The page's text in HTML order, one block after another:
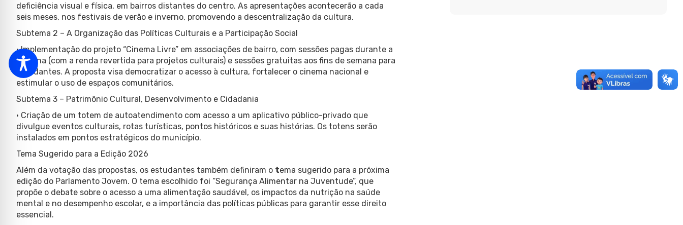
deficiência visual e física, em bairros distantes do centro. As apresentações acontecerão a cada
seis meses, nos festivais de verão e inverno, promovendo a descentralização da cultura.
Subtema 2 – A Organização das Políticas Culturais e a Participação Social
• Implementação do projeto “Cinema Livre” em associações de bairro, com sessões pagas durante a
semana (com a renda revertida para projetos culturais) e sessões gratuitas aos fins de semana para
estudantes. A proposta visa democratizar o acesso à cultura, fortalecer o cinema nacional e
estimular o uso de espaços comunitários.
Subtema 3 – Patrimônio Cultural, Desenvolvimento e Cidadania
• Criação de um totem de autoatendimento com acesso a um aplicativo público-privado que
divulgue eventos culturais, rotas turísticas, pontos históricos e suas histórias. Os totens serão
instalados em pontos estratégicos do município.
Tema Sugerido para a Edição 2026
Além da votação das propostas, os estudantes também definiram o tema sugerido para a próxima
edição do Parlamento Jovem. O tema escolhido foi “Segurança Alimentar na Juventude”, que
propõe o debate sobre o acesso a uma alimentação saudável, os impactos da nutrição na saúde
mental e no desempenho escolar, e a importância das políticas públicas para garantir esse direito
essencial.